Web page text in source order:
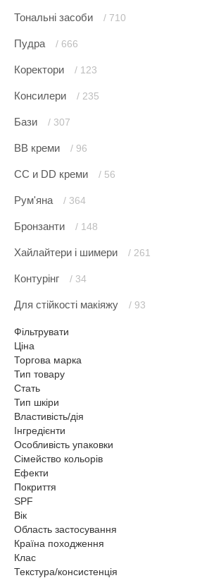
Тональні засоби / 710
Пудра / 666
Коректори / 123
Консилери / 235
Бази / 307
ВВ креми / 96
CC и DD креми / 56
Рум'яна / 364
Бронзанти / 148
Хайлайтери і шимери / 261
Контурінг / 34
Для стійкості макіяжу / 93
Фільтрувати
Ціна
Торгова марка
Тип товару
Стать
Тип шкіри
Властивість/дія
Інгредієнти
Особливість упаковки
Сімейство кольорів
Ефекти
Покриття
SPF
Вік
Область застосування
Країна походження
Клас
Текстура/консистенція